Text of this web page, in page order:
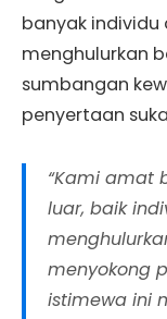
banyak
menghulurkan
sumbangan
penyertaan
“Kami amat
luar, baik
menyokong
istimewa ini